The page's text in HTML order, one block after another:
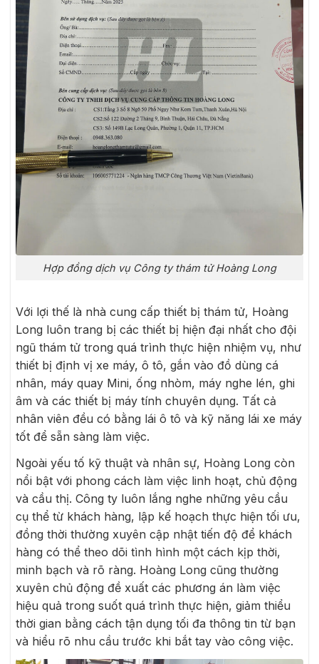
Hợp đồng dịch vụ Công ty thám tử Hoàng Long
Với lợi thế là nhà cung cấp thiết bị thám tử, Hoàng
Long luôn trang bị các thiết bị hiện đại nhất cho đội
ngũ thám tử trong quá trình thực hiện nhiệm vụ, như
thiết bị định vị xe máy, ô tô, gắn vào đồ dùng cá
nhân, máy quay Mini, ống nhòm, máy nghe lén, ghi
âm và các thiết bị máy tính chuyên dụng. Tất cả
nhân viên đều có bằng lái ô tô và kỹ năng lái xe máy
tốt để sẵn sàng làm việc.
Ngoài yếu tố kỹ thuật và nhân sự, Hoàng Long còn
nổi bật với phong cách làm việc linh hoạt, chủ động
và cầu thị. Công ty luôn lắng nghe những yêu cầu
cụ thể từ khách hàng, lập kế hoạch thực hiện tối ưu,
đồng thời thường xuyên cập nhật tiến độ để khách
hàng có thể theo dõi tình hình một cách kịp thời,
minh bạch và rõ ràng. Hoàng Long cũng thường
xuyên chủ động đề xuất các phương án làm việc
hiệu quả trong suốt quá trình thực hiện, giảm thiểu
thời gian bằng cách tận dụng tối đa thông tin từ bạn
và hiểu rõ nhu cầu trước khi bắt tay vào công việc.